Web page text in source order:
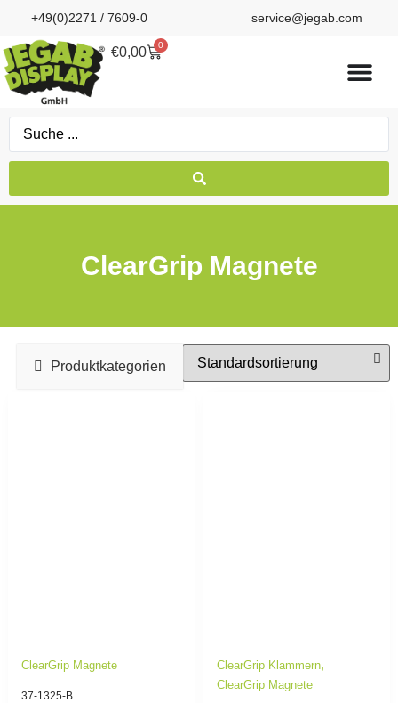
+49(0)2271 / 7609-0 service@jegab.com
€0,00 0
ClearGrip Magnete
Produktkategorien
ClearGrip Magnete
37-1325-B
ClearGrip Klammern,
ClearGrip Magnete